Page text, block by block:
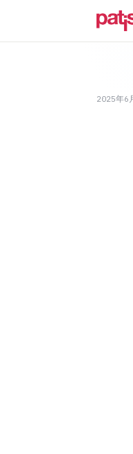
2025年6